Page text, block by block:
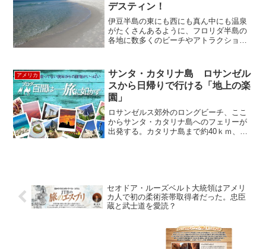
デスティン！
伊豆半島の東にも西にも真ん中にも温泉
がたくさんあるように、フロリダ半島の
各地に数多くのビーチやアトラクション
チリゾートがありました！フロリダ州の
西側は、鍋やフライパンの...
アメリカ
サンタ・カタリナ島 ロサンゼル
スから日帰りで行ける「地上の楽
園」
ロサンゼルス郊外のロングビーチ、ここ
からサンタ・カタリナ島へのフェリーが
出発する。カタリナ島まで約40ｋｍ、高
セオドア・ルーズベルト大統領はアメリ
カ人で初の柔術茶帯取得者だった。忠臣
蔵と武士道を愛読？